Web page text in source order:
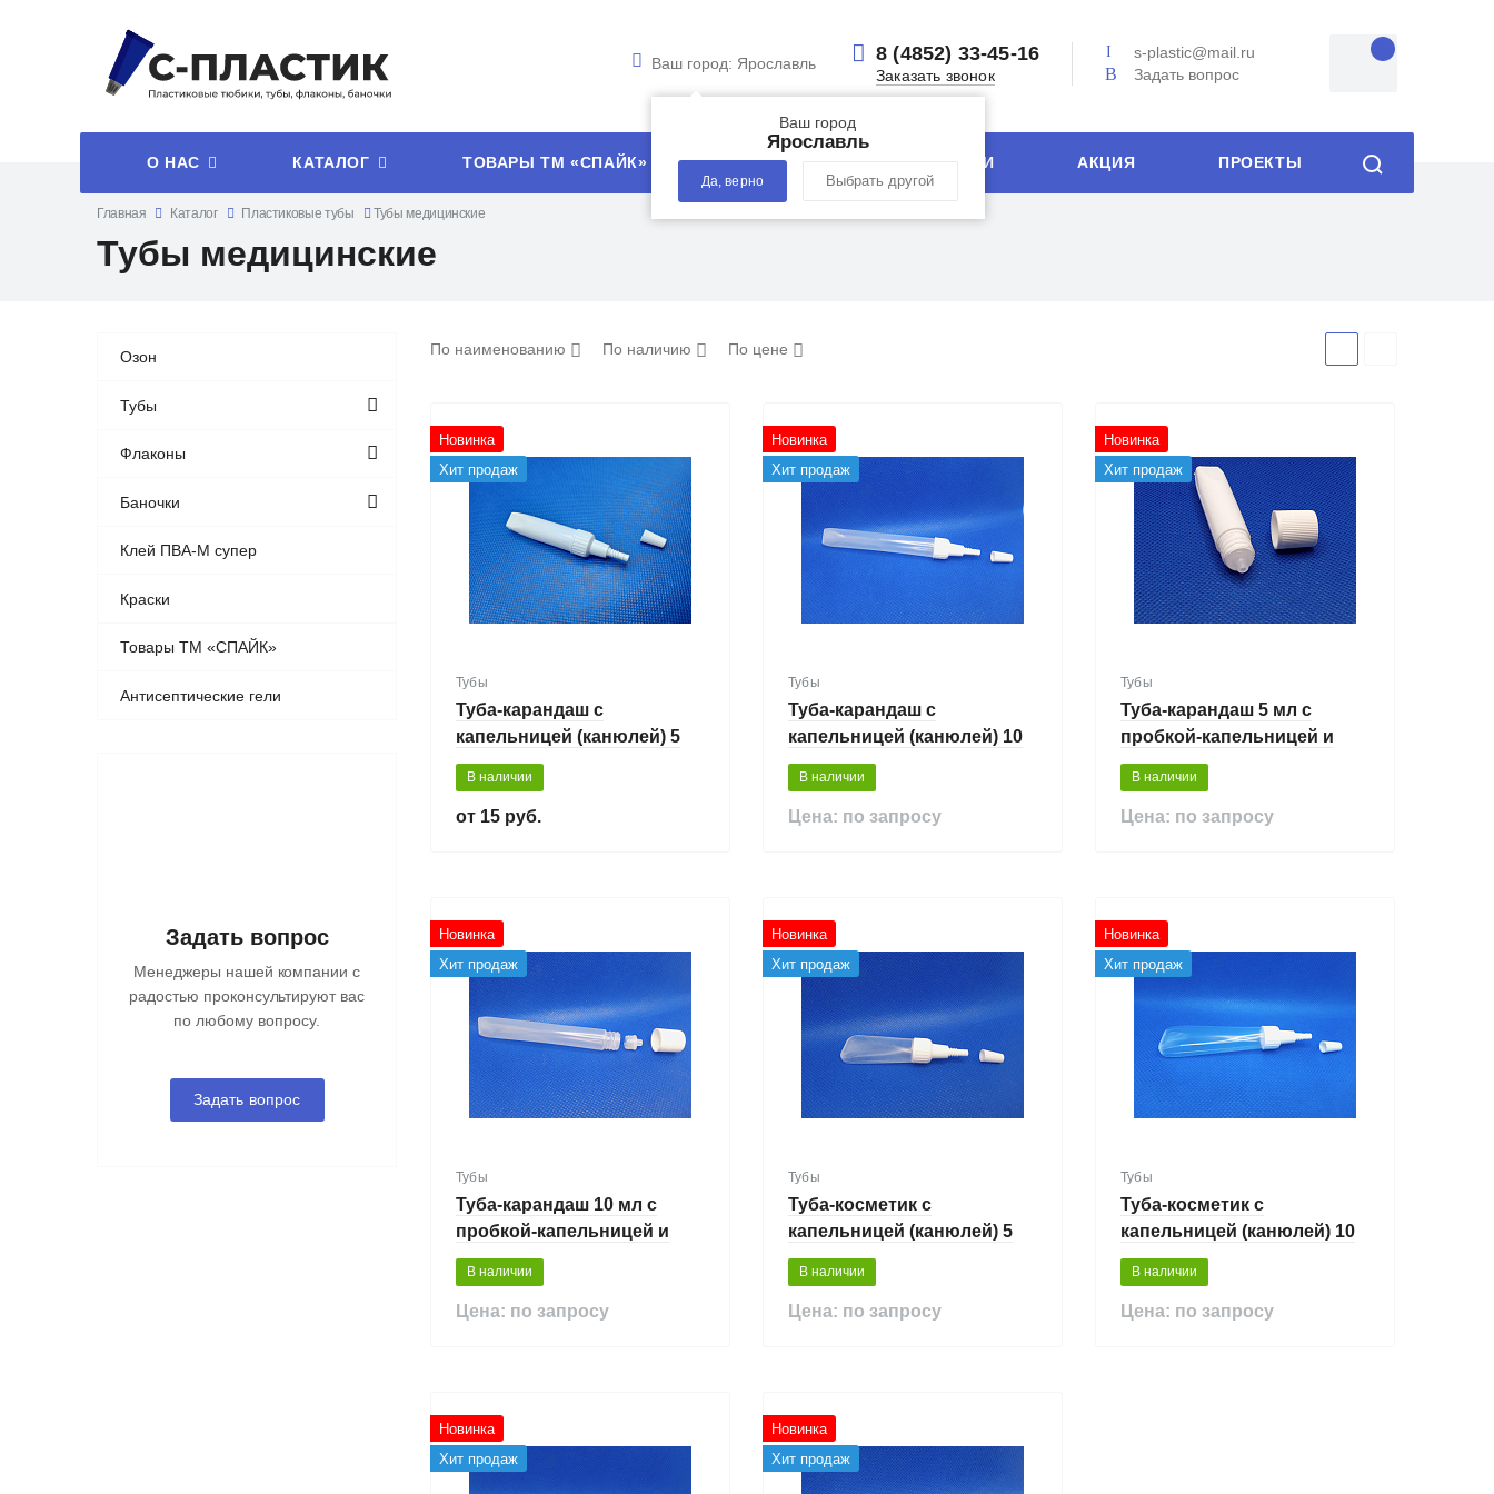
Ваш город: Ярославль
Ваш город
Ярославль
Да, верно Выбрать другой
8 (4852) 33-45-16
Заказать звонок
s-plastic@mail.ru
Задать вопрос
О НАС КАТАЛОГ ТОВАРЫ ТМ «СПАЙК» УСЛУГИ ТЕХНОЛОГИИ АКЦИЯ ПРОЕКТЫ
Главная Каталог Пластиковые тубы Тубы медицинские
Тубы медицинские
Озон
Тубы
Флаконы
Баночки
Клей ПВА-М супер
Краски
Товары ТМ «СПАЙК»
Антисептические гели
Задать вопрос
Менеджеры нашей компании с
радостью проконсультируют вас
по любому вопросу.
Задать вопрос
По наименованию По наличию По цене
Новинка
Хит продаж
Тубы
Туба-карандаш с
капельницей (канюлей) 5
мл
В наличии
15 руб.
Новинка
Хит продаж
Тубы
Туба-карандаш с
капельницей (канюлей) 10
мл
В наличии
Цена: по запросу
Новинка
Хит продаж
Тубы
Туба-карандаш 5 мл с
пробкой-капельницей и
крышкой
В наличии
Цена: по запросу
Новинка
Хит продаж
Тубы
Туба-карандаш 10 мл с
пробкой-капельницей и
крышкой
В наличии
Цена: по запросу
Новинка
Хит продаж
Тубы
Туба-косметик с
капельницей (канюлей) 5
мл
В наличии
Цена: по запросу
Новинка
Хит продаж
Тубы
Туба-косметик с
капельницей (канюлей) 10
мл
В наличии
Цена: по запросу
Новинка
Хит продаж
Новинка
Хит продаж